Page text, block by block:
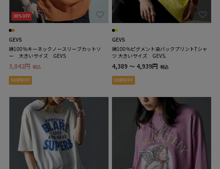
30%OFF
GEVS
綿100％キーネックノースリーブカットソ
ー 大きいサイズ GEVS
3,842円 税込
500円OFF
GEVS
綿100％ピグメント染バックプリントTシャ
ツ 大きいサイズ GEVS.
4,389 ～ 4,939円 税込
500円OFF